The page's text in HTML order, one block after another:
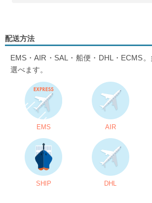
配送方法
EMS・AIR・SAL・船便・DHL・ECMS
選べます。
EMS AIR
SHIP DHL